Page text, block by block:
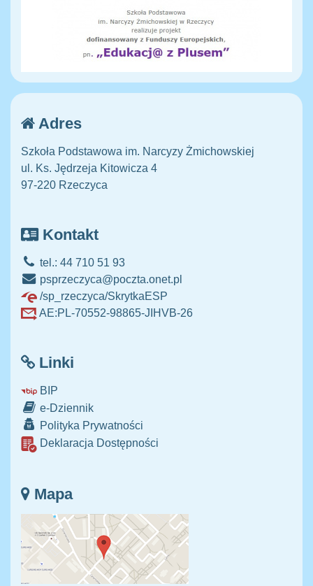
Adres
Szkoła Podstawowa im. Narcyzy Żmichowskiej
ul. Ks. Jędrzeja Kitowicza 4
97-220 Rzeczyca
Kontakt
tel.: 44 710 51 93
psprzeczyca@poczta.onet.pl
/sp_rzeczyca/SkrytkaESP
AE:PL-70552-98865-JIHVB-26
Linki
BIP
e-Dziennik
Polityka Prywatności
Deklaracja Dostępności
Mapa